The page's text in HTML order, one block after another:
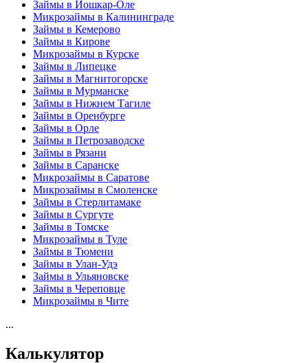
Займы в Йошкар-Оле
Микрозаймы в Калининграде
Займы в Кемерово
Займы в Кирове
Микрозаймы в Курске
Займы в Липецке
Займы в Магнитогорске
Займы в Мурманске
Займы в Нижнем Тагиле
Займы в Оренбурге
Займы в Орле
Займы в Петрозаводске
Займы в Рязани
Займы в Саранске
Микрозаймы в Саратове
Микрозаймы в Смоленске
Займы в Стерлитамаке
Займы в Сургуте
Займы в Томске
Микрозаймы в Туле
Займы в Тюмени
Займы в Улан-Удэ
Займы в Ульяновске
Займы в Череповце
Микрозаймы в Чите
...
Калькулятор